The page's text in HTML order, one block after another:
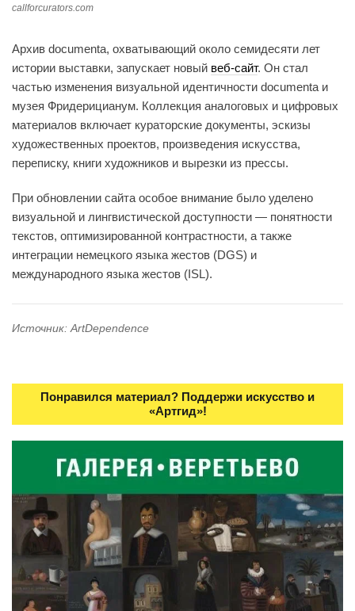
callforcurators.com
Архив documenta, охватывающий около семидесяти лет
истории выставки, запускает новый веб-сайт. Он стал
частью изменения визуальной идентичности documenta и
музея Фридерицианум. Коллекция аналоговых и цифровых
материалов включает кураторские документы, эскизы
художественных проектов, произведения искусства,
переписку, книги художников и вырезки из прессы.
При обновлении сайта особое внимание было уделено
визуальной и лингвистической доступности — понятности
текстов, оптимизированной контрастности, а также
интеграции немецкого языка жестов (DGS) и
международного языка жестов (ISL).
Источник: ArtDependence
Понравился материал? Поддержи искусство и
«Артгид»!